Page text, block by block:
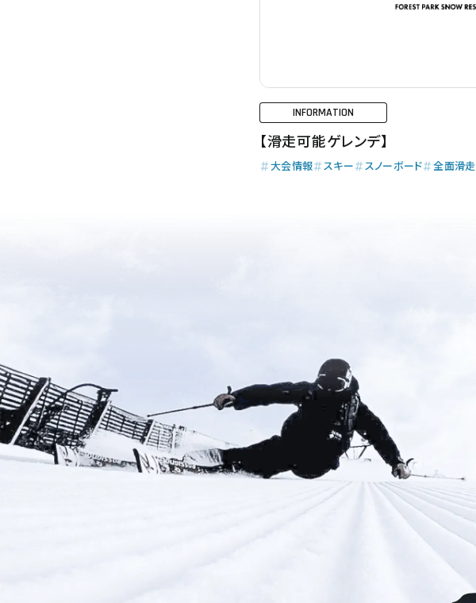
INFORMATION
【滑走可能ゲレンデ】
大会情報 スキー スノーボード 全面滑走